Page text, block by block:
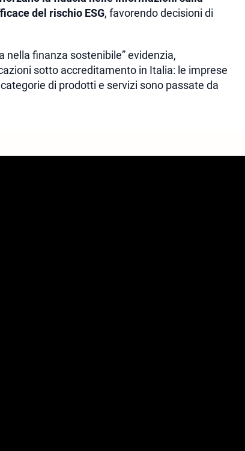
del rischio ESG, favorendo decisioni di
nella finanza sostenibile” evidenzia,
sotto accreditamento in Italia: le imprese
di prodotti e servizi sono passate da